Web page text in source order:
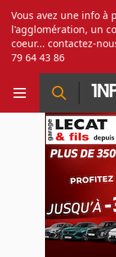
Vous avez une info à
l'agglomération, un
coeur... contactez-
79 64 43 86